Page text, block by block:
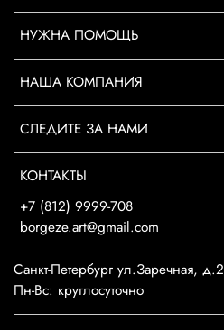
НУЖНА ПОМОЩЬ
НАША КОМПАНИЯ
СЛЕДИТЕ ЗА НАМИ
КОНТАКТЫ
+7 (812) 9999-708
borgeze.art@gmail.com
Санкт-Петербург ул.Заречная, д.2
Пн-Вс: круглосуточно